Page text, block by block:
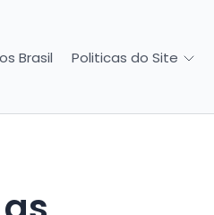
Brasil Politicas do Site